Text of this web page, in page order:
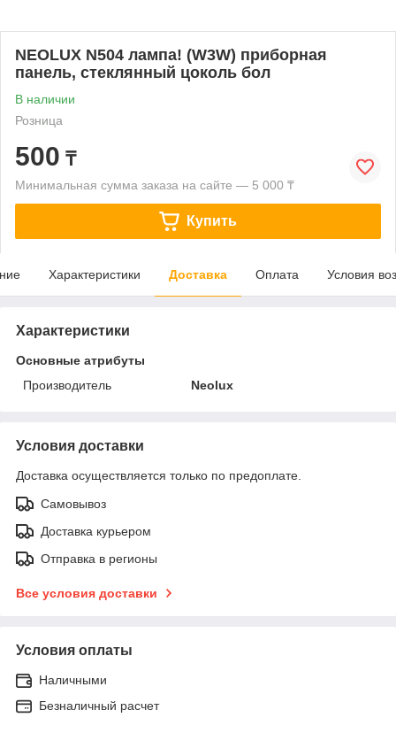
NEOLUX N504 лампа! (W3W) приборная
панель, стеклянный цоколь бол
В наличии
Розница
500 ₸
Минимальная сумма заказа на сайте — 5 000 ₸
Купить
Характеристики Доставка Оплата Условия
Характеристики
Основные атрибуты
Производитель
Neolux
Условия доставки
Доставка осуществляется только по предоплате.
Самовывоз
Доставка курьером
Отправка в регионы
Все условия доставки
Условия оплаты
Наличными
Безналичный расчет